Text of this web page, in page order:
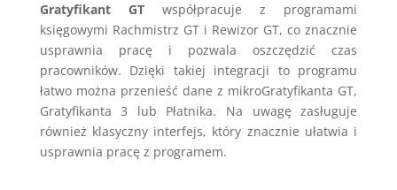
Gratyfikant GT współpracuje z programami
księgowymi Rachmistrz GT i Rewizor GT, co znacznie
usprawnia pracę i pozwala oszczędzić czas
pracowników. Dzięki takiej integracji to programu
łatwo można przenieść dane z mikroGratyfikanta GT,
Gratyfikanta 3 lub Płatnika. Na uwagę zasługuje
również klasyczny interfejs, który znacznie ułatwia i
usprawnia pracę z programem.